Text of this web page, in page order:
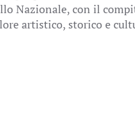
Nazionale, con il
artistico, storico e